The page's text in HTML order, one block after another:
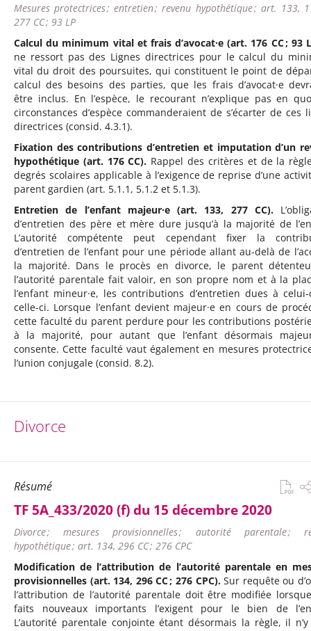
Mesures protectrices ; entretien ; revenu hypothétique ; art. 133,
277 CC ; 93 LP
Calcul du minimum vital et frais d’avocat·e (art. 176 CC ; 93
ne ressort pas des Lignes directrices pour le calcul du
vital du droit des poursuites, qui constituent le point de
calcul des besoins des parties, que les frais d’avocat·e
être inclus. En l’espèce, le recourant n’explique pas en
circonstances d’espèce commanderaient de s’écarter de ces
directrices (consid. 4.3.1).
Fixation des contributions d’entretien et imputation d’un
hypothétique (art. 176 CC). Rappel des critères et de la
degrés scolaires applicable à l’exigence de reprise d’une
parent gardien (art. 5.1.1, 5.1.2 et 5.1.3).
Entretien de l’enfant majeur·e (art. 133, 277 CC).
d’entretien des père et mère dure jusqu’à la majorité de
L’autorité compétente peut cependant fixer la
d’entretien de l’enfant pour une période allant au-delà de
la majorité. Dans le procès en divorce, le parent
l’autorité parentale fait valoir, en son propre nom et à la
l’enfant mineur·e, les contributions d’entretien dues à
celle-ci. Lorsque l’enfant devient majeur·e en cours de
cette faculté du parent perdure pour les contributions
à la majorité, pour autant que l’enfant désormais
consente. Cette faculté vaut également en mesures
l’union conjugale (consid. 8.2).
Divorce
Résumé
TF 5A_433/2020 (f) du 15 décembre 2020
Divorce ; mesures provisionnelles ; autorité parentale ;
hypothétique ; art. 134, 296 CC ; 276 CPC
Modification de l’attribution de l’autorité parentale en
provisionnelles (art. 134, 296 CC ; 276 CPC).Sur requête ou
l’attribution de l’autorité parentale doit être modifiée
faits nouveaux importants l’exigent pour le bien de
L’autorité parentale conjointe étant désormais la règle, il